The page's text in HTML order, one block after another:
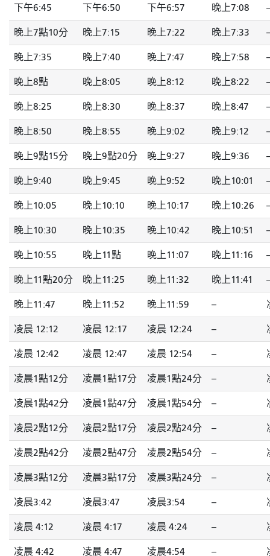
下午6:45 下午6:50 下午6:57 晚上7:08
晚上7點10分 晚上7:15 晚上7:22 晚上7:33
晚上7:35 晚上7:40 晚上7:47 晚上7:58
晚上8點 晚上8:05 晚上8:12 晚上8:22
晚上8:25 晚上8:30 晚上8:37 晚上8:47
晚上8:50 晚上8:55 晚上9:02 晚上9:12
晚上9點15分 晚上9點20分 晚上9:27 晚上9:36
晚上9:40 晚上9:45 晚上9:52 晚上10:01
晚上10:05 晚上10:10 晚上10:17 晚上10:26
晚上10:30 晚上10:35 晚上10:42 晚上10:51
晚上10:55 晚上11點 晚上11:07 晚上11:16
晚上11點20分 晚上11:25 晚上11:32 晚上11:41
晚上11:47 晚上11:52 晚上11:59 --
凌晨 12:12 凌晨 12:17 凌晨 12:24 --
凌晨 12:42 凌晨 12:47 凌晨 12:54 --
凌晨1點12分 凌晨1點17分 凌晨1點24分 --
凌晨1點42分 凌晨1點47分 凌晨1點54分 --
凌晨2點12分 凌晨2點17分 凌晨2點24分 --
凌晨2點42分 凌晨2點47分 凌晨2點54分 --
凌晨3點12分 凌晨3點17分 凌晨3點24分 --
凌晨3:42 凌晨3:47 凌晨3:54 --
凌晨 4:12 凌晨 4:17 凌晨 4:24 --
凌晨 4:42 凌晨 4:47 凌晨4:54 --